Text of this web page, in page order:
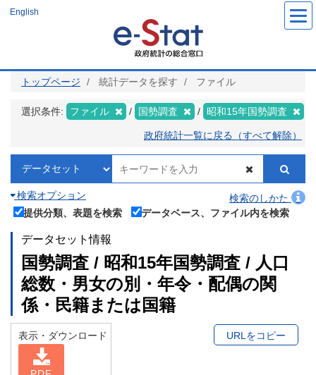
ツ
English
トップページ 統計データを探す ファイル
選択条件: ファイル 国勢調査 昭和15年国勢調査
政府統計一覧に戻る（すべて解除）
検索オプション
検索のしかた
提供分類、表題を検索
データベース、ファイル内を検索
データセット情報
国勢調査 / 昭和15年国勢調査 / 人口
総数・男女の別・年令・配偶の関
係・民籍または国籍
表示・ダウンロード URLをコピー